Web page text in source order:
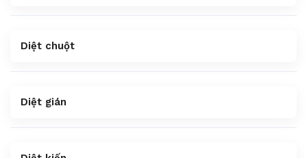
Diệt chuột
Diệt gián